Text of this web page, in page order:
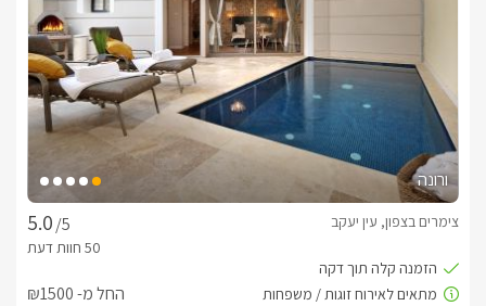
ורונה
/5
צימרים בצפון, עין יעקב
החל מ- ₪1500